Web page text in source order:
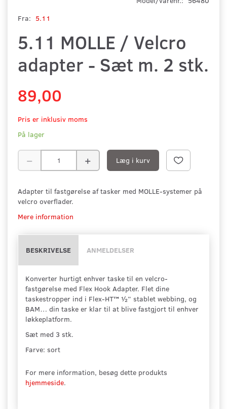
Fra: 5.11
5.11 MOLLE / Velcro
adapter - Sæt m. 2 stk.
89,00
Pris er inklusiv moms
På lager
Læg i kurv
Adapter til fastgørelse af tasker med MOLLE-systemer på
velcro overflader.
Mere information
BESKRIVELSE ANMELDELSER
Konverter hurtigt enhver taske til en velcro-
fastgørelse med Flex Hook Adapter. Flet dine
taskestropper ind i Flex-HT™ ½” stablet webbing, og
BAM… din taske er klar til at blive fastgjort til enhver
løkkeplatform.
Sæt med 3 stk.
Farve: sort
For mere information, besøg dette produkts
hjemmeside.